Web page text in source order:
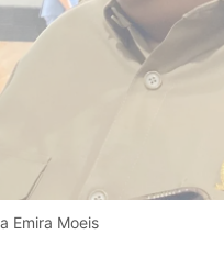
Emira Moeis